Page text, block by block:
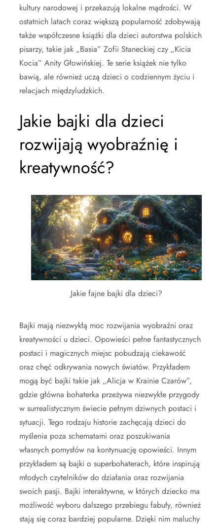
kultury narodowej i przekazują lokalne mądrości. W
ostatnich latach coraz większą popularność zdobywają
także współczesne książki dla dzieci autorstwa polskich
pisarzy, takie jak „Basia” Zofii Staneckiej czy „Kicia
Kocia” Anity Głowińskiej. Te serie książek nie tylko
bawią, ale również uczą dzieci o codziennym życiu i
relacjach międzyludzkich.
Jakie bajki dla dzieci
rozwijają wyobraźnię i
kreatywność?
Jakie fajne bajki dla dzieci?
Bajki mają niezwykłą moc rozwijania wyobraźni oraz
kreatywności u dzieci. Opowieści pełne fantastycznych
postaci i magicznych miejsc pobudzają ciekawość
oraz chęć odkrywania nowych światów. Przykładem
mogą być bajki takie jak „Alicja w Krainie Czarów”,
gdzie główna bohaterka przeżywa niezwykłe przygody
w surrealistycznym świecie pełnym dziwnych postaci i
sytuacji. Tego rodzaju historie zachęcają dzieci do
myślenia poza schematami oraz poszukiwania
własnych pomysłów na kontynuację opowieści. Innym
przykładem są bajki o superbohaterach, które inspirują
młodych czytelników do działania oraz rozwijania
swoich pasji. Bajki interaktywne, w których dziecko ma
możliwość wyboru dalszego przebiegu fabuły, również
stają się coraz bardziej popularne. Dzięki nim maluchy